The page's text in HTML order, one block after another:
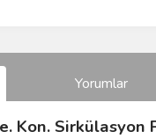
Yorumlar
Kon. Sirkülasyon